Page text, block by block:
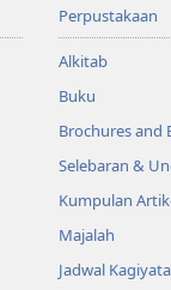
Perpustakaan
Alkitab
Buku
Brochures and
Selebaran &
Kumpulan
Majalah
Jadwal